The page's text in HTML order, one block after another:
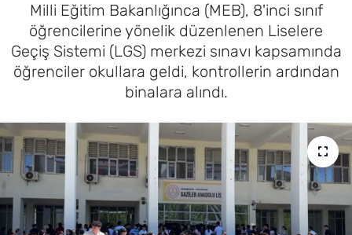
Milli Eğitim Bakanlığınca (MEB), 8'inci sınıf
öğrencilerine yönelik düzenlenen Liselere
Geçiş Sistemi (LGS) merkezi sınavı kapsamında
öğrenciler okullara geldi, kontrollerin ardından
binalara alındı.